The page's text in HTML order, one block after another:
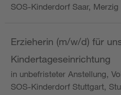
SOS-Kinderdorf Saar, Merzig
Erzieherin (m/w/d) für
Kindertageseinrichtung
in unbefristeter Anstellung,
SOS-Kinderdorf Stuttgart,